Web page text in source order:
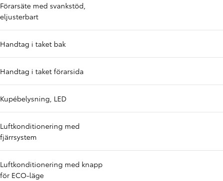
Förarsäte med svankstöd,
eljusterbart
Handtag i taket bak
Handtag i taket förarsida
Kupébelysning, LED
Luftkonditionering med
fjärrsystem
Luftkonditionering med knapp
för ECO-läge